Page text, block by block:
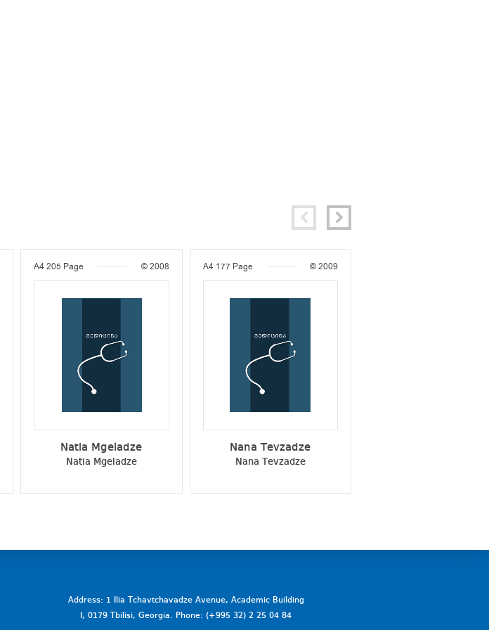
A4 205 Page © 2008
Natia Mgeladze
Natia Mgeladze
A4 177 Page © 2009
Nana Tevzadze
Nana Tevzadze
Address: 1 Ilia Tchavtchavadze Avenue, Academic Building
I, 0179 Tbilisi, Georgia. Phone: (+995 32) 2 25 04 84